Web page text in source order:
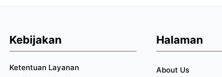
Kebijakan
Ketentuan Layanan
Halaman
About Us